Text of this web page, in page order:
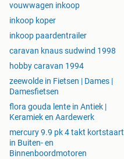
vouwwagen inkoop
inkoop koper
inkoop paardentrailer
caravan knaus sudwind 1998
hobby caravan 1994
zeewolde in Fietsen | Dames |
Damesfietsen
flora gouda lente in Antiek |
Keramiek en Aardewerk
mercury 9.9 pk 4 takt kortstaart
in Buiten- en
Binnenboordmotoren